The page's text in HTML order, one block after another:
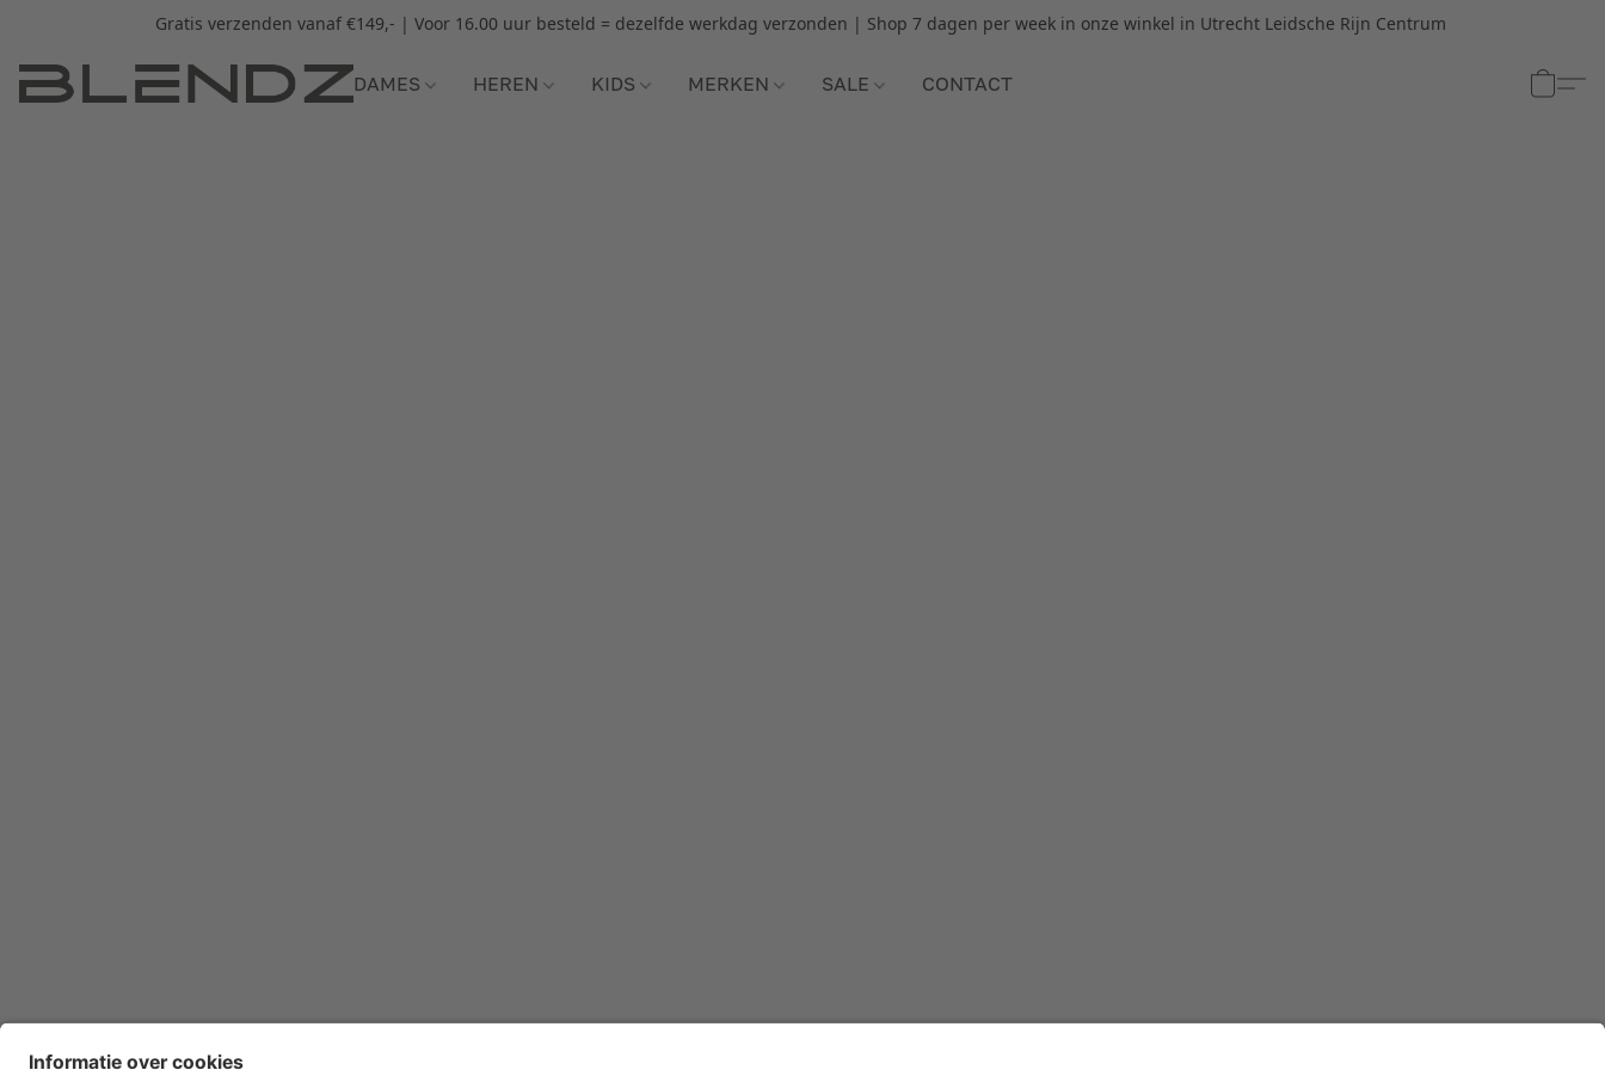
Gratis verzenden vanaf €149,- | Voor 16.00 uur besteld = dezelfde werkdag verzonden | Shop 7 dagen per week in onze winkel in Utrecht Leidsche Rijn Centrum
DAMES HEREN KIDS MERKEN SALE CONTACT